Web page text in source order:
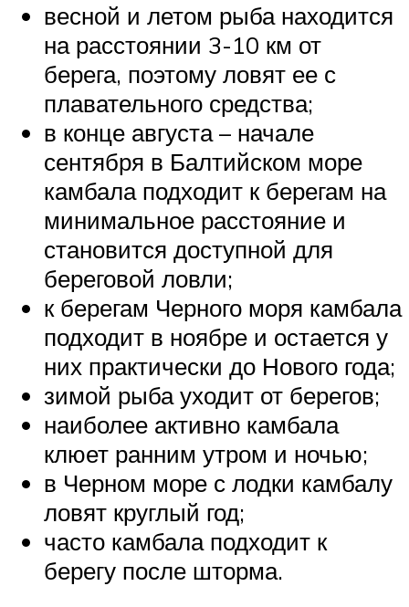
весной и летом рыба находится
на расстоянии 3-10 км от
берега, поэтому ловят ее с
плавательного средства;
в конце августа – начале
сентября в Балтийском море
камбала подходит к берегам на
минимальное расстояние и
становится доступной для
береговой ловли;
к берегам Черного моря камбала
подходит в ноябре и остается у
них практически до Нового года;
зимой рыба уходит от берегов;
наиболее активно камбала
клюет ранним утром и ночью;
в Черном море с лодки камбалу
ловят круглый год;
часто камбала подходит к
берегу после шторма.